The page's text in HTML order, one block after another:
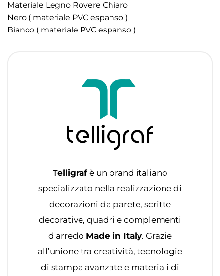
Materiale Legno Rovere Chiaro
Nero ( materiale PVC espanso )
Bianco ( materiale PVC espanso )
Telligraf è un brand italiano
specializzato nella realizzazione di
decorazioni da parete, scritte
decorative, quadri e complementi
d’arredo Made in Italy. Grazie
all’unione tra creatività, tecnologie
di stampa avanzate e materiali di